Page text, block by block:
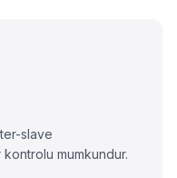
slave
mumkundur.